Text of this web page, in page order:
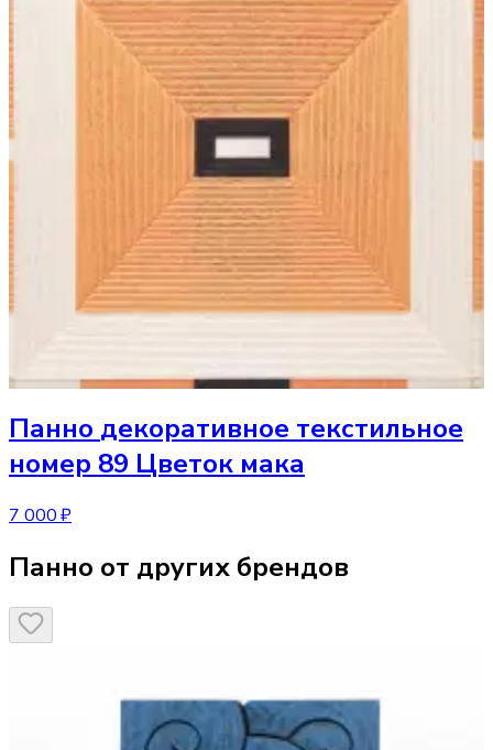
Панно декоративное текстильное
номер 89 Цветок мака
7 000 ₽
Панно от других брендов